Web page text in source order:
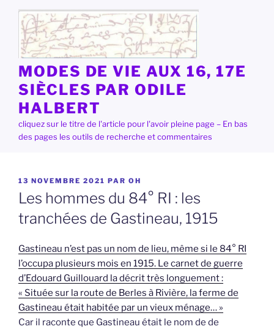
contenu
principal
MODES DE VIE AUX 16, 17E
SIÈCLES PAR ODILE
HALBERT
cliquez sur le titre de l'article pour l'avoir pleine page – En bas
des pages les outils de recherche et commentaires
PUBLIÉ
LE
13 NOVEMBRE 2021 PAR OH
Les hommes du 84° RI : les
tranchées de Gastineau, 1915
Gastineau n’est pas un nom de lieu, même si le 84° RI
l’occupa plusieurs mois en 1915. Le carnet de guerre
d’Edouard Guillouard la décrit très longuement :
« Située sur la route de Berles à Rivière, la ferme de
Gastineau était habitée par un vieux ménage… »
Car il raconte que Gastineau était le nom de de